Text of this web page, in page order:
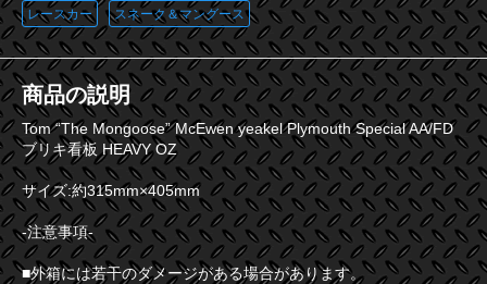
レースカー スネーク＆マングース
商品の説明
Tom “The Mongoose” McEwen yeakel Plymouth Special AA/FD
ブリキ看板 HEAVY OZ
サイズ:約315mm×405mm
-注意事項-
■外箱には若干のダメージがある場合があります。